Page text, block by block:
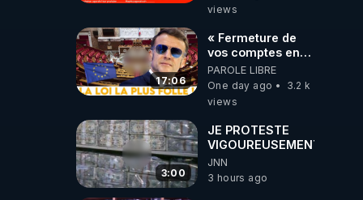
views
17:06
« Fermeture de
vos comptes en
banque ! » :
Macron impose
une loi folle !
PAROLE LIBRE
One day ago
3.2 k
views
3:00
JE PROTESTE
VIGOUREUSEMENT
JNN
3 hours ago